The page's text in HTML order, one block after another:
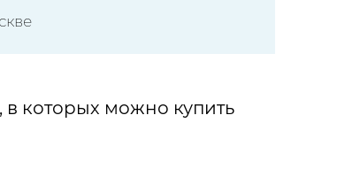
которых можно купить